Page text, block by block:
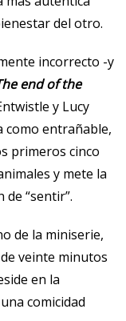
del otro.
incorrecto -y
end of the
y Lucy
como entrañable,
primeros cinco
y mete la
“sentir”.
de la miniserie,
de veinte minutos
en la
comicidad